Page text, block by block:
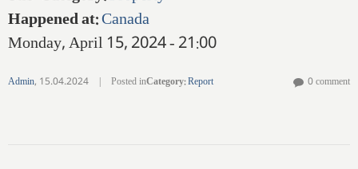
Happened at:Canada
Monday, April 15, 2024 - 21:00
Admin, 15.04.2024 | Posted inCategory:Report 0 comment